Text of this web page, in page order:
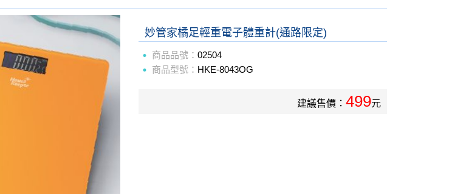
妙管家橘足輕重電子體重計(通路限定)
商品品號：02504
商品型號： HKE-8043OG
建議售價： 499元